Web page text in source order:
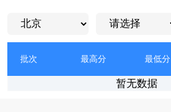
批次 最高分 最低分
暂无数据